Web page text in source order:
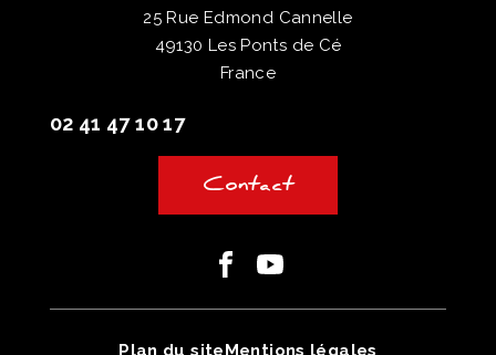
25 Rue Edmond Cannelle
49130 Les Ponts de Cé
France
02 41 47 10 17
Contact
FacebookYoutube
Plan du siteMentions légales